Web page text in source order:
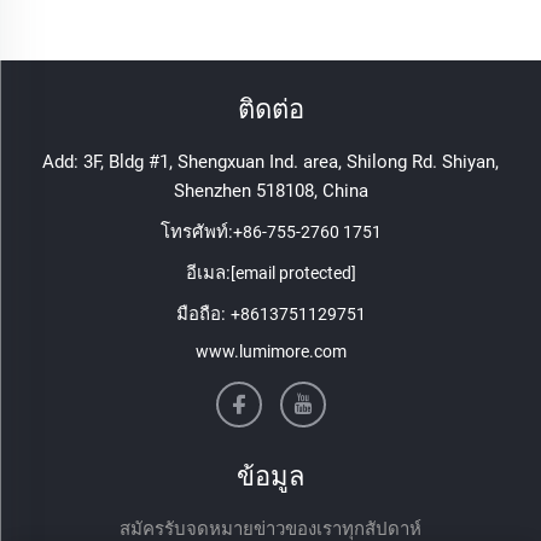
ติดต่อ
Add: 3F, Bldg #1, Shengxuan Ind. area, Shilong Rd. Shiyan,
Shenzhen 518108, China
โทรศัพท์:+86-755-2760 1751
อีเมล:[email protected]
มือถือ: +8613751129751
www.lumimore.com
ข้อมูล
สมัครรับจดหมายข่าวของเราทุกสัปดาห์